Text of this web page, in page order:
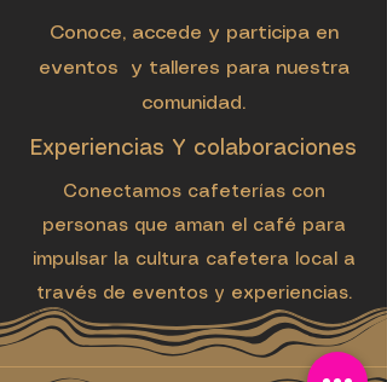
Conoce, accede y participa en
eventos y talleres para nuestra
comunidad.
Experiencias Y colaboraciones
Conectamos cafeterías con
personas que aman el café para
impulsar la cultura cafetera local a
través de eventos y experiencias.